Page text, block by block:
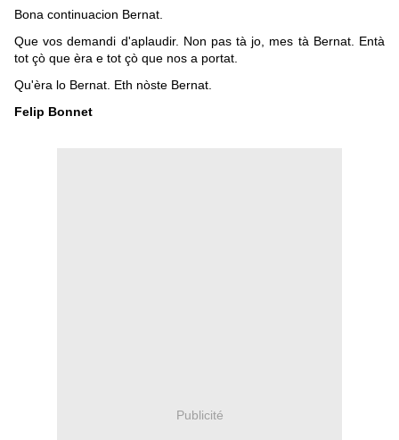
Bona continuacion Bernat.
Que vos demandi d'aplaudir. Non pas tà jo, mes tà Bernat. Entà
tot çò que èra e tot çò que nos a portat.
Qu'èra lo Bernat. Eth nòste Bernat.
Felip Bonnet
Publicité